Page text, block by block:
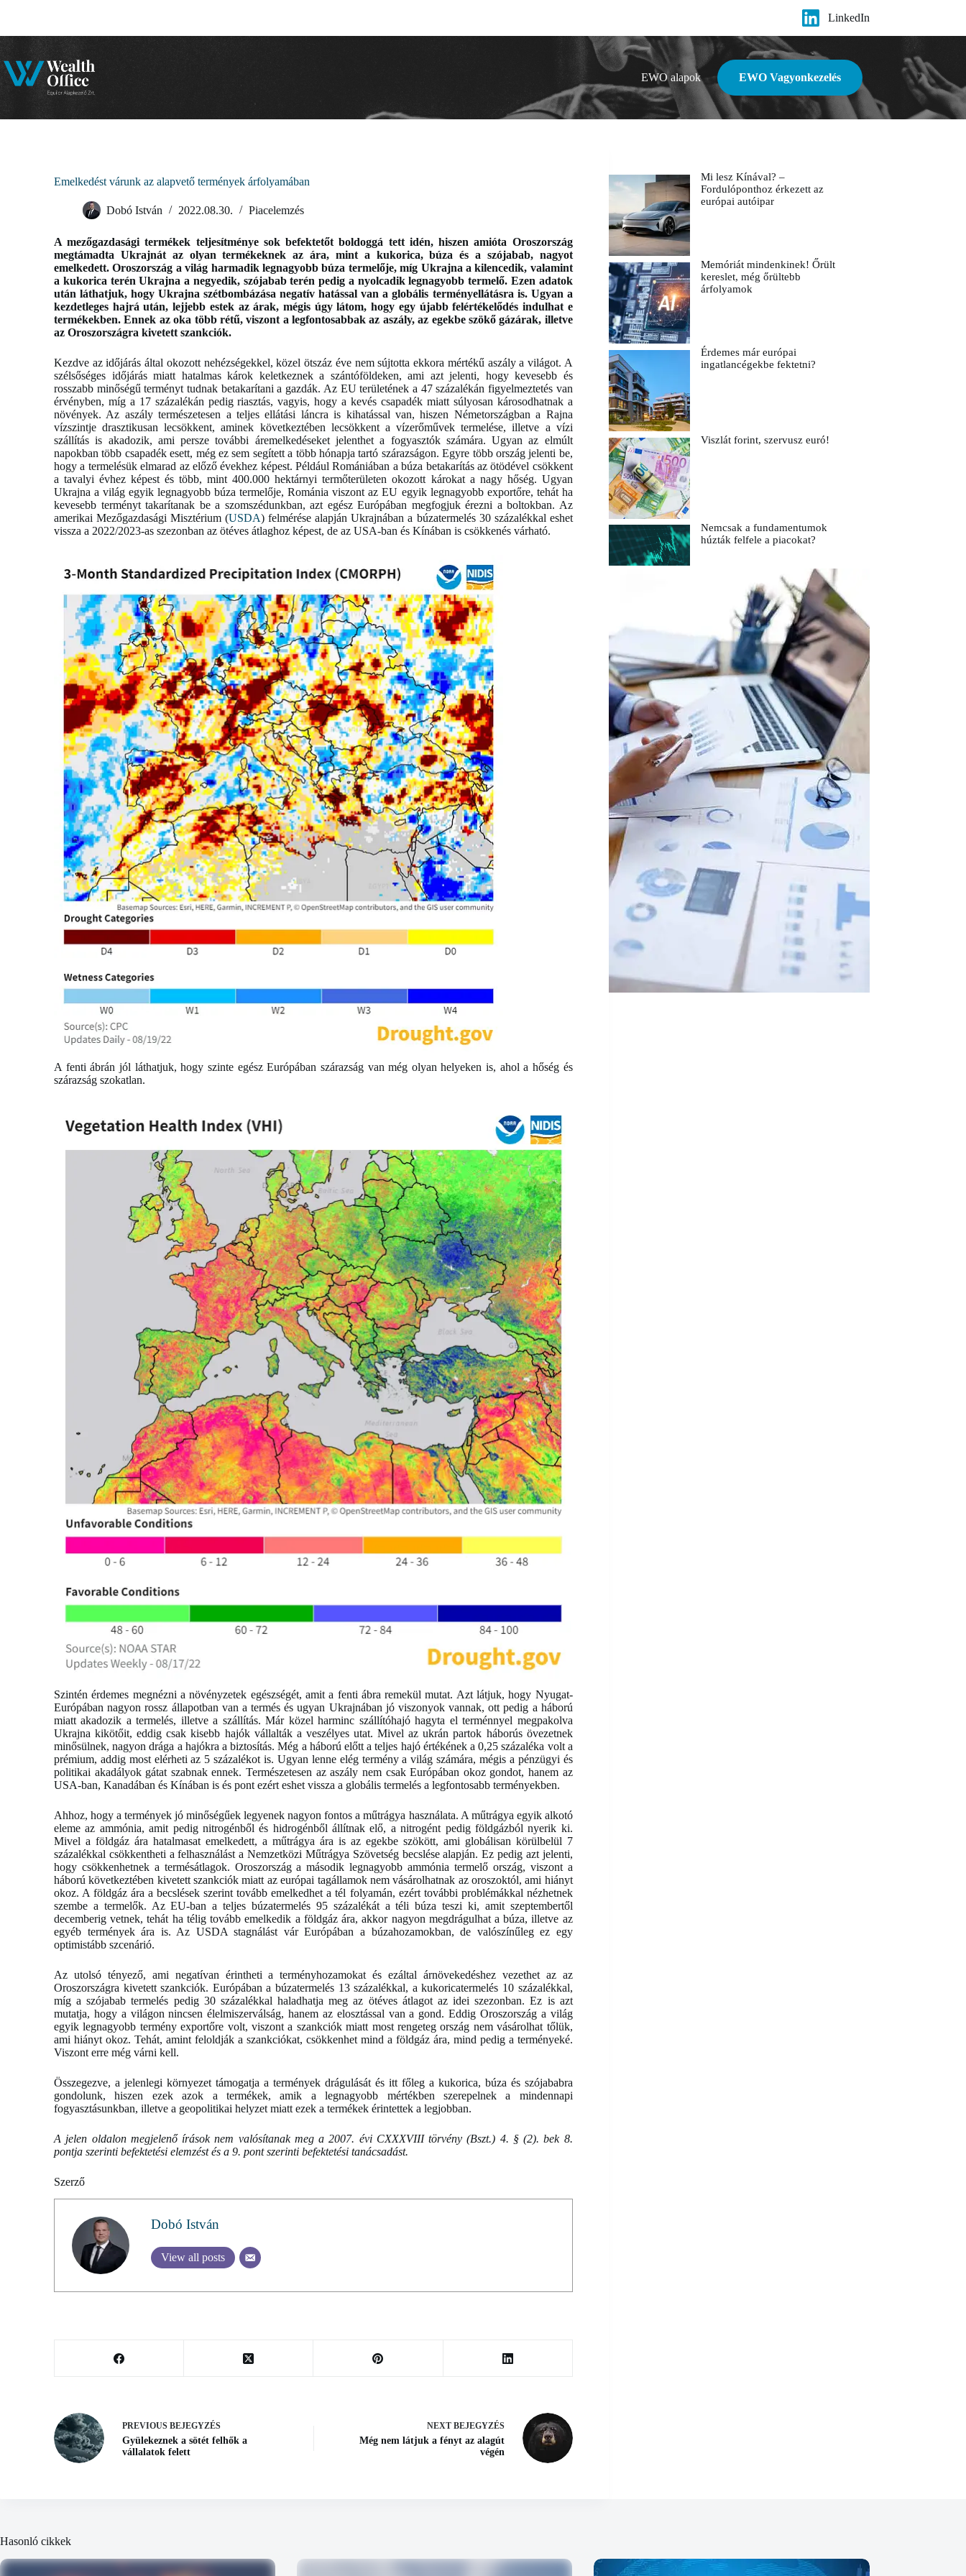
LinkedIn
EWO alapok EWO Vagyonkezelés
Emelkedést várunk az alapvető termények árfolyamában
Dobó István 2022.08.30. Piacelemzés
A mezőgazdasági termékek teljesítménye sok befektetőt boldoggá tett idén, hiszen amióta Oroszország
megtámadta Ukrajnát az olyan termékeknek az ára, mint a kukorica, búza és a szójabab, nagyot
emelkedett. Oroszország a világ harmadik legnagyobb búza termelője, míg Ukrajna a kilencedik, valamint
a kukorica terén Ukrajna a negyedik, szójabab terén pedig a nyolcadik legnagyobb termelő. Ezen adatok
után láthatjuk, hogy Ukrajna szétbombázása negatív hatással van a globális terményellátásra is. Ugyan a
kezdetleges hajrá után, lejjebb estek az árak, mégis úgy látom, hogy egy újabb felértékelődés indulhat e
termékekben. Ennek az oka több rétű, viszont a legfontosabbak az aszály, az egekbe szökő gázárak, illetve
az Oroszországra kivetett szankciók.
Kezdve az időjárás által okozott nehézségekkel, közel ötszáz éve nem sújtotta ekkora mértékű aszály a világot. A
szélsőséges időjárás miatt hatalmas károk keletkeznek a szántóföldeken, ami azt jelenti, hogy kevesebb és
rosszabb minőségű terményt tudnak betakarítani a gazdák. Az EU területének a 47 százalékán figyelmeztetés van
érvényben, míg a 17 százalékán pedig riasztás, vagyis, hogy a kevés csapadék miatt súlyosan károsodhatnak a
növények. Az aszály természetesen a teljes ellátási láncra is kihatással van, hiszen Németországban a Rajna
vízszintje drasztikusan lecsökkent, aminek következtében lecsökkent a vízerőművek termelése, illetve a vízi
szállítás is akadozik, ami persze további áremelkedéseket jelenthet a fogyasztók számára. Ugyan az elmúlt
napokban több csapadék esett, még ez sem segített a több hónapja tartó szárazságon. Egyre több ország jelenti be,
hogy a termelésük elmarad az előző évekhez képest. Például Romániában a búza betakarítás az ötödével csökkent
a tavalyi évhez képest és több, mint 400.000 hektárnyi termőterületen okozott károkat a nagy hőség. Ugyan
Ukrajna a világ egyik legnagyobb búza termelője, Románia viszont az EU egyik legnagyobb exportőre, tehát ha
kevesebb terményt takarítanak be a szomszédunkban, azt egész Európában megfogjuk érezni a boltokban. Az
amerikai Mezőgazdasági Misztérium (USDA) felmérése alapján Ukrajnában a búzatermelés 30 százalékkal eshet
vissza a 2022/2023-as szezonban az ötéves átlaghoz képest, de az USA-ban és Kínában is csökkenés várható.
A fenti ábrán jól láthatjuk, hogy szinte egész Európában szárazság van még olyan helyeken is, ahol a hőség és
szárazság szokatlan.
Szintén érdemes megnézni a növényzetek egészségét, amit a fenti ábra remekül mutat. Azt látjuk, hogy Nyugat-
Európában nagyon rossz állapotban van a termés és ugyan Ukrajnában jó viszonyok vannak, ott pedig a háború
miatt akadozik a termelés, illetve a szállítás. Már közel harminc szállítóhajó hagyta el terménnyel megpakolva
Ukrajna kikötőit, eddig csak kisebb hajók vállalták a veszélyes utat. Mivel az ukrán partok háborús övezetnek
minősülnek, nagyon drága a hajókra a biztosítás. Még a háború előtt a teljes hajó értékének a 0,25 százaléka volt a
prémium, addig most elérheti az 5 százalékot is. Ugyan lenne elég termény a világ számára, mégis a pénzügyi és
politikai akadályok gátat szabnak ennek. Természetesen az aszály nem csak Európában okoz gondot, hanem az
USA-ban, Kanadában és Kínában is és pont ezért eshet vissza a globális termelés a legfontosabb terményekben.
Ahhoz, hogy a termények jó minőségűek legyenek nagyon fontos a műtrágya használata. A műtrágya egyik alkotó
eleme az ammónia, amit pedig nitrogénből és hidrogénből állítnak elő, a nitrogént pedig földgázból nyerik ki.
Mivel a földgáz ára hatalmasat emelkedett, a műtrágya ára is az egekbe szökött, ami globálisan körülbelül 7
százalékkal csökkentheti a felhasználást a Nemzetközi Műtrágya Szövetség becslése alapján. Ez pedig azt jelenti,
hogy csökkenhetnek a termésátlagok. Oroszország a második legnagyobb ammónia termelő ország, viszont a
háború következtében kivetett szankciók miatt az európai tagállamok nem vásárolhatnak az oroszoktól, ami hiányt
okoz. A földgáz ára a becslések szerint tovább emelkedhet a tél folyamán, ezért további problémákkal nézhetnek
szembe a termelők. Az EU-ban a teljes búzatermelés 95 százalékát a téli búza teszi ki, amit szeptembertől
decemberig vetnek, tehát ha télig tovább emelkedik a földgáz ára, akkor nagyon megdrágulhat a búza, illetve az
egyéb termények ára is. Az USDA stagnálást vár Európában a búzahozamokban, de valószínűleg ez egy
optimistább szcenárió.
Az utolsó tényező, ami negatívan érintheti a terményhozamokat és ezáltal árnövekedéshez vezethet az az
Oroszországra kivetett szankciók. Európában a búzatermelés 13 százalékkal, a kukoricatermelés 10 százalékkal,
míg a szójabab termelés pedig 30 százalékkal haladhatja meg az ötéves átlagot az idei szezonban. Ez is azt
mutatja, hogy a világon nincsen élelmiszerválság, hanem az elosztással van a gond. Eddig Oroszország a világ
egyik legnagyobb termény exportőre volt, viszont a szankciók miatt most rengeteg ország nem vásárolhat tőlük,
ami hiányt okoz. Tehát, amint feloldják a szankciókat, csökkenhet mind a földgáz ára, mind pedig a terményeké.
Viszont erre még várni kell.
Összegezve, a jelenlegi környezet támogatja a termények drágulását és itt főleg a kukorica, búza és szójababra
gondolunk, hiszen ezek azok a termékek, amik a legnagyobb mértékben szerepelnek a mindennapi
fogyasztásunkban, illetve a geopolitikai helyzet miatt ezek a termékek érintettek a legjobban.
A jelen oldalon megjelenő írások nem valósítanak meg a 2007. évi CXXXVIII törvény (Bszt.) 4. § (2). bek 8.
pontja szerinti befektetési elemzést és a 9. pont szerinti befektetési tanácsadást.
Szerző
Dobó István
View all posts
PREVIOUS BEJEGYZÉS
Gyülekeznek a sötét felhők a
vállalatok felett
NEXT BEJEGYZÉS
Még nem látjuk a fényt az alagút
végén
Mi lesz Kínával? –
Fordulóponthoz érkezett az
európai autóipar
Memóriát mindenkinek! Őrült
kereslet, még őrültebb
árfolyamok
Érdemes már európai
ingatlancégekbe fektetni?
Viszlát forint, szervusz euró!
Nemcsak a fundamentumok
húzták felfele a piacokat?
Hasonló cikkek